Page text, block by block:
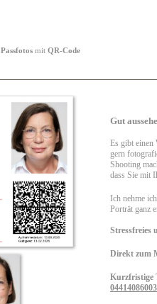
Passfotos mit QR-Code
Gut
Es gibt einen
gern
Shooting
dass Sie mit
Ich nehme
Porträt ganz
Stressfreies
Direkt zum
Kurzfristige
04414086003